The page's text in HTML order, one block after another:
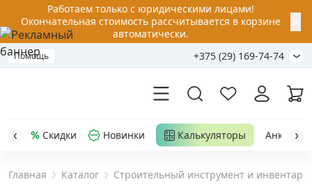
Работаем только с юридическими лицами!
Окончательная стоимость рассчитывается в корзине
автоматически.
Помощь +375 (29) 169-74-74
Акции
Скидки Новинки Калькуляторы Анкер-
Главная Каталог Строительный инструмент и инвентарь